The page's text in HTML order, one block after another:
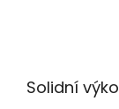
Solidní